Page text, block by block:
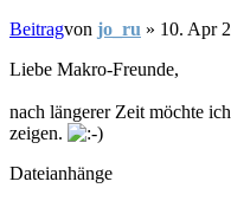
Beitragvon jo_ru » 10. Apr
Liebe Makro-Freunde,
nach längerer Zeit möchte
zeigen.
Dateianhänge